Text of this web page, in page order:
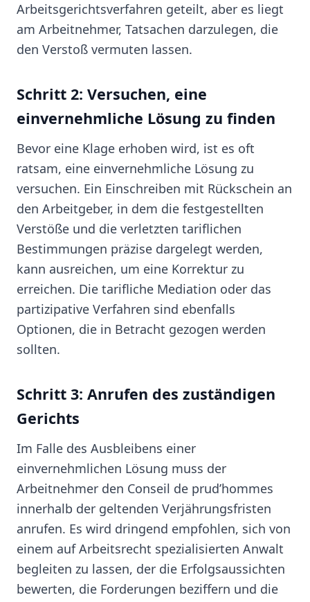
Arbeitsgerichtsverfahren geteilt, aber es liegt
am Arbeitnehmer, Tatsachen darzulegen, die
den Verstoß vermuten lassen.
Schritt 2: Versuchen, eine
einvernehmliche Lösung zu finden
Bevor eine Klage erhoben wird, ist es oft
ratsam, eine einvernehmliche Lösung zu
versuchen. Ein Einschreiben mit Rückschein an
den Arbeitgeber, in dem die festgestellten
Verstöße und die verletzten tariflichen
Bestimmungen präzise dargelegt werden,
kann ausreichen, um eine Korrektur zu
erreichen. Die tarifliche Mediation oder das
partizipative Verfahren sind ebenfalls
Optionen, die in Betracht gezogen werden
sollten.
Schritt 3: Anrufen des zuständigen
Gerichts
Im Falle des Ausbleibens einer
einvernehmlichen Lösung muss der
Arbeitnehmer den Conseil de prud’hommes
innerhalb der geltenden Verjährungsfristen
anrufen. Es wird dringend empfohlen, sich von
einem auf Arbeitsrecht spezialisierten Anwalt
begleiten zu lassen, der die Erfolgsaussichten
bewerten, die Forderungen beziffern und die